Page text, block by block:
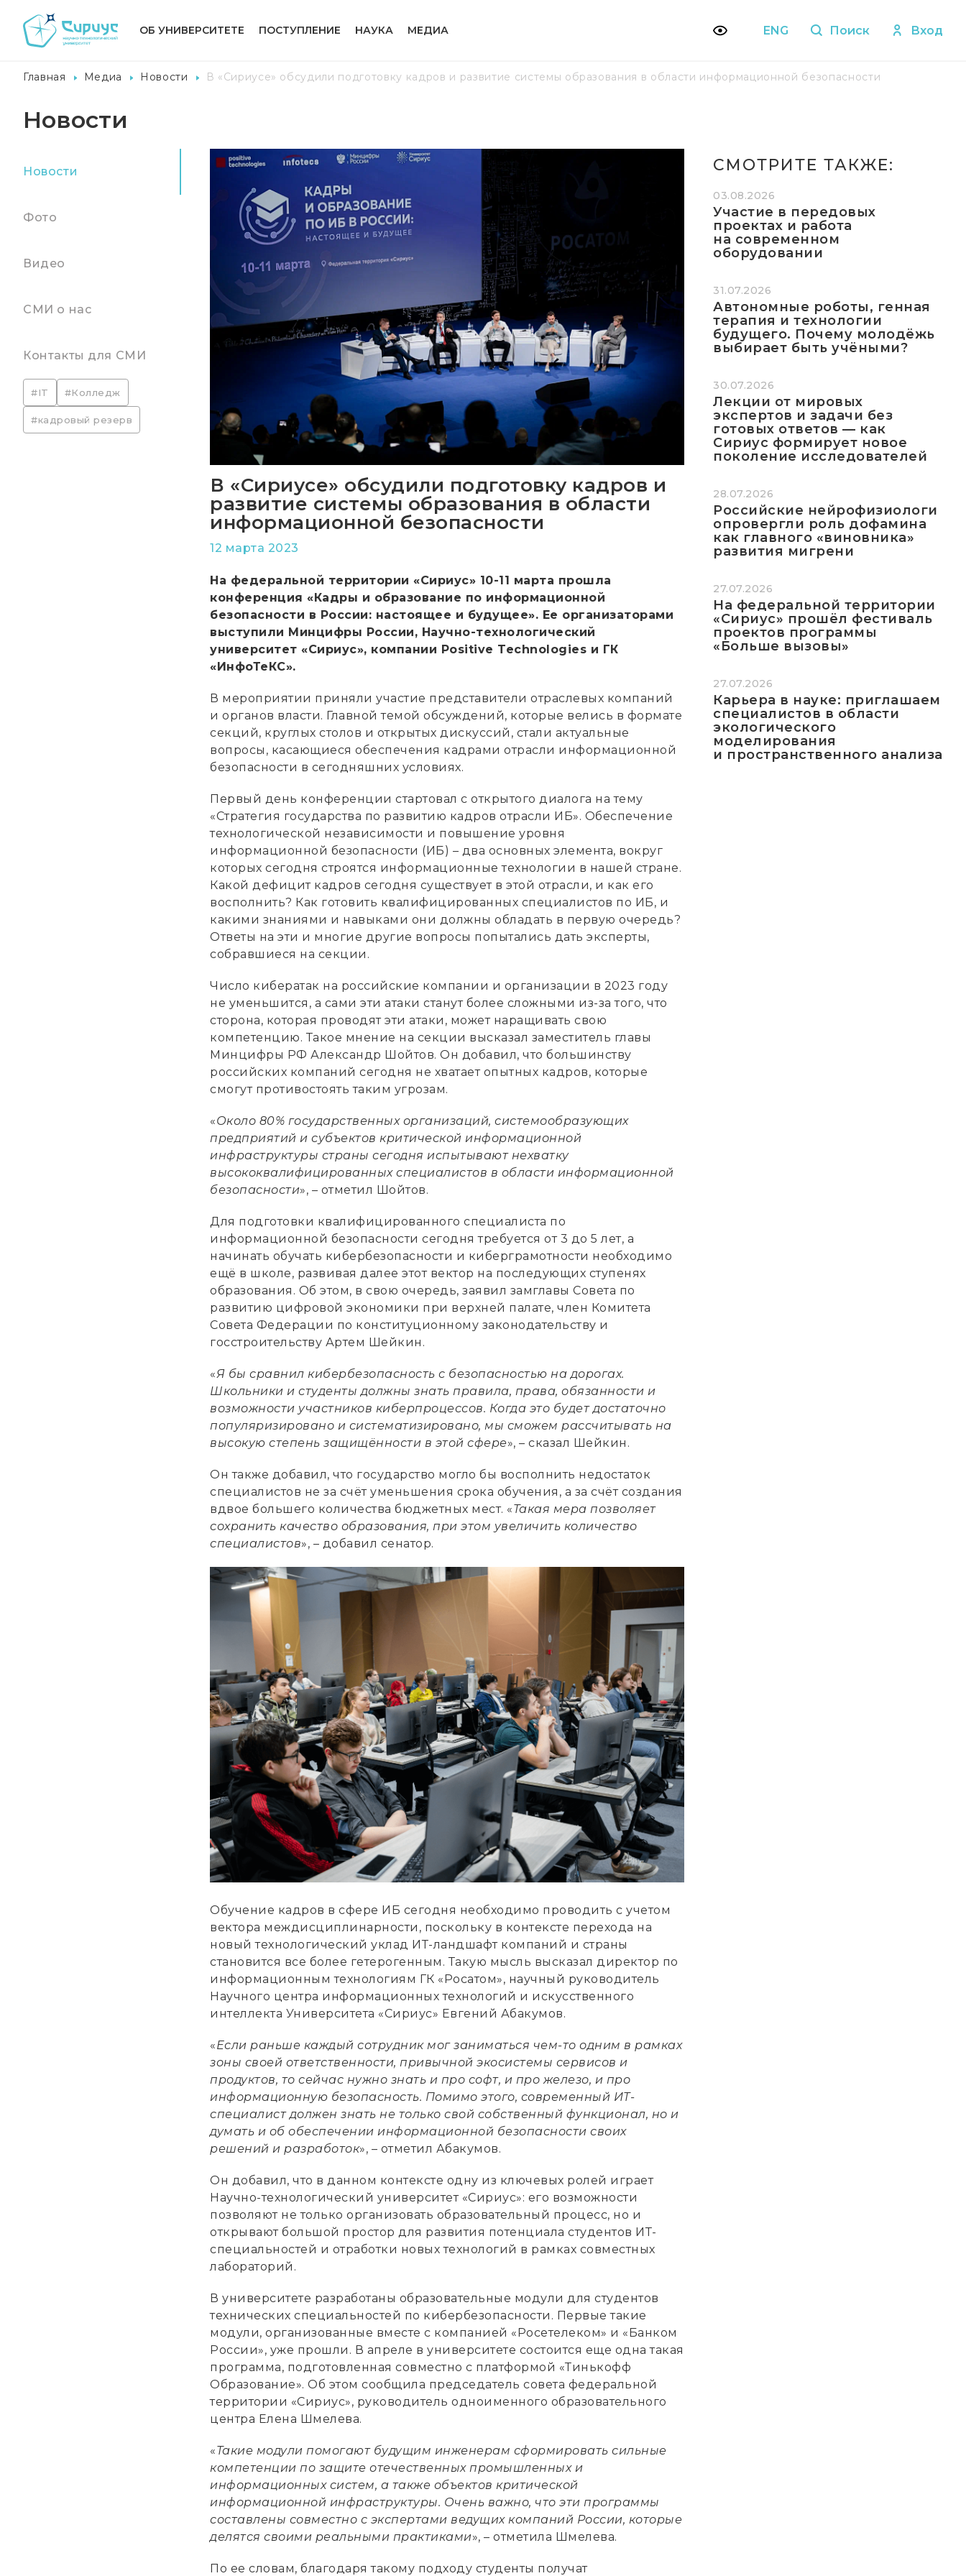
ОБ УНИВЕРСИТЕТЕ ПОСТУПЛЕНИЕ НАУКА МЕДИА ENG Поиск Вход
Главная Медиа Новости В «Сириусе» обсудили подготовку кадров и развитие системы образования в области информационной безопасности
Новости
Новости
Фото
Видео
СМИ о нас
Контакты для СМИ
#IT #Колледж
#кадровый резерв
В «Сириусе» обсудили подготовку кадров и
развитие системы образования в области
информационной безопасности
12 марта 2023
На федеральной территории «Сириус» 10-11 марта прошла
конференция «Кадры и образование по информационной
безопасности в России: настоящее и будущее». Ее организаторами
выступили Минцифры России, Научно-технологический
университет «Сириус», компании Positive Technologies и ГК
«ИнфоТеКС».
В мероприятии приняли участие представители отраслевых компаний
и органов власти. Главной темой обсуждений, которые велись в формате
секций, круглых столов и открытых дискуссий, стали актуальные
вопросы, касающиеся обеспечения кадрами отрасли информационной
безопасности в сегодняшних условиях.
Первый день конференции стартовал с открытого диалога на тему
«Стратегия государства по развитию кадров отрасли ИБ». Обеспечение
технологической независимости и повышение уровня
информационной безопасности (ИБ) – два основных элемента, вокруг
которых сегодня строятся информационные технологии в нашей стране.
Какой дефицит кадров сегодня существует в этой отрасли, и как его
восполнить? Как готовить квалифицированных специалистов по ИБ, и
какими знаниями и навыками они должны обладать в первую очередь?
Ответы на эти и многие другие вопросы попытались дать эксперты,
собравшиеся на секции.
Число кибератак на российские компании и организации в 2023 году
не уменьшится, а сами эти атаки станут более сложными из-за того, что
сторона, которая проводят эти атаки, может наращивать свою
компетенцию. Такое мнение на секции высказал заместитель главы
Минцифры РФ Александр Шойтов. Он добавил, что большинству
российских компаний сегодня не хватает опытных кадров, которые
смогут противостоять таким угрозам.
«Около 80% государственных организаций, системообразующих
предприятий и субъектов критической информационной
инфраструктуры страны сегодня испытывают нехватку
высококвалифицированных специалистов в области информационной
безопасности», – отметил Шойтов.
Для подготовки квалифицированного специалиста по
информационной безопасности сегодня требуется от 3 до 5 лет, а
начинать обучать кибербезопасности и киберграмотности необходимо
ещё в школе, развивая далее этот вектор на последующих ступенях
образования. Об этом, в свою очередь, заявил замглавы Совета по
развитию цифровой экономики при верхней палате, член Комитета
Совета Федерации по конституционному законодательству и
госстроительству Артем Шейкин.
«Я бы сравнил кибербезопасность с безопасностью на дорогах.
Школьники и студенты должны знать правила, права, обязанности и
возможности участников киберпроцессов. Когда это будет достаточно
популяризировано и систематизировано, мы сможем рассчитывать на
высокую степень защищённости в этой сфере», – сказал Шейкин.
Он также добавил, что государство могло бы восполнить недостаток
специалистов не за счёт уменьшения срока обучения, а за счёт создания
вдвое большего количества бюджетных мест. «Такая мера позволяет
сохранить качество образования, при этом увеличить количество
специалистов», – добавил сенатор.
Обучение кадров в сфере ИБ сегодня необходимо проводить с учетом
вектора междисциплинарности, поскольку в контексте перехода на
новый технологический уклад ИТ-ландшафт компаний и страны
становится все более гетерогенным. Такую мысль высказал директор по
информационным технологиям ГК «Росатом», научный руководитель
Научного центра информационных технологий и искусственного
интеллекта Университета «Сириус» Евгений Абакумов.
«Если раньше каждый сотрудник мог заниматься чем-то одним в рамках
зоны своей ответственности, привычной экосистемы сервисов и
продуктов, то сейчас нужно знать и про софт, и про железо, и про
информационную безопасность. Помимо этого, современный ИТ-
специалист должен знать не только свой собственный функционал, но и
думать и об обеспечении информационной безопасности своих
решений и разработок», – отметил Абакумов.
Он добавил, что в данном контексте одну из ключевых ролей играет
Научно-технологический университет «Сириус»: его возможности
позволяют не только организовать образовательный процесс, но и
открывают большой простор для развития потенциала студентов ИТ-
специальностей и отработки новых технологий в рамках совместных
лабораторий.
В университете разработаны образовательные модули для студентов
технических специальностей по кибербезопасности. Первые такие
модули, организованные вместе с компанией «Росетелеком» и «Банком
России», уже прошли. В апреле в университете состоится еще одна такая
программа, подготовленная совместно с платформой «Тинькофф
Образование». Об этом сообщила председатель совета федеральной
территории «Сириус», руководитель одноименного образовательного
центра Елена Шмелева.
«Такие модули помогают будущим инженерам сформировать сильные
компетенции по защите отечественных промышленных и
информационных систем, а также объектов критической
информационной инфраструктуры. Очень важно, что эти программы
составлены совместно с экспертами ведущих компаний России, которые
делятся своими реальными практиками», – отметила Шмелева.
По ее словам, благодаря такому подходу студенты получат
СМОТРИТЕ ТАКЖЕ:
03.08.2026
Участие в передовых
проектах и работа
на современном
оборудовании
31.07.2026
Автономные роботы, генная
терапия и технологии
будущего. Почему молодёжь
выбирает быть учёными?
30.07.2026
Лекции от мировых
экспертов и задачи без
готовых ответов — как
Сириус формирует новое
поколение исследователей
28.07.2026
Российские нейрофизиологи
опровергли роль дофамина
как главного «виновника»
развития мигрени
27.07.2026
На федеральной территории
«Сириус» прошёл фестиваль
проектов программы
«Больше вызовы»
27.07.2026
Карьера в науке: приглашаем
специалистов в области
экологического
моделирования
и пространственного анализа